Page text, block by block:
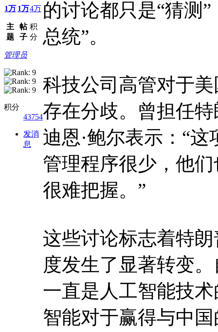
1万
主
题
1万
帖
子
4万
积
分
管理员
积分
43754
发消
息
的讨论都只是“猜测
总统”。
科技公司高管对于
存在分歧。曾担任
迪恩·鲍尔表示：“
管理程序很少，他
很难把握。”
这些讨论标志着特
度发生了显著转变
一直是人工智能技
智能对于赢得与中